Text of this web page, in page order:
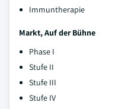
Immuntherapie
Markt, Auf der Bühne
Phase I
Stufe II
Stufe III
Stufe IV